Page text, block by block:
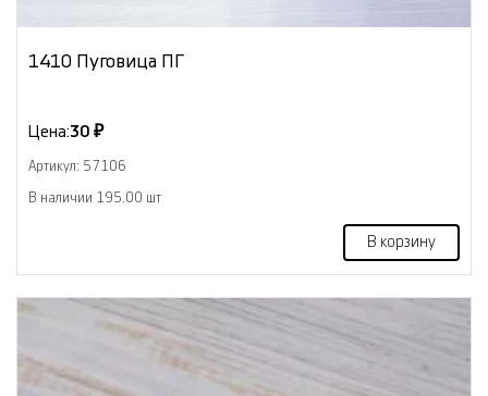
1410 Пуговица ПГ
Цена:30 ₽
Артикул: 57106
В наличии 195.00 шт
В корзину